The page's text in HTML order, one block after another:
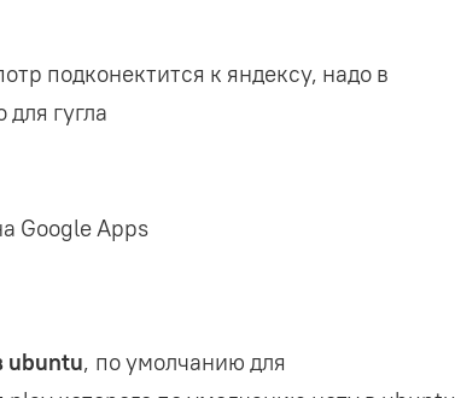
подконектится к яндексу, надо в
гугла
Google Apps
ubuntu, по умолчанию для